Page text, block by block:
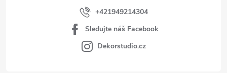
+421949214304
Sledujte náš Facebook
Dekorstudio.cz